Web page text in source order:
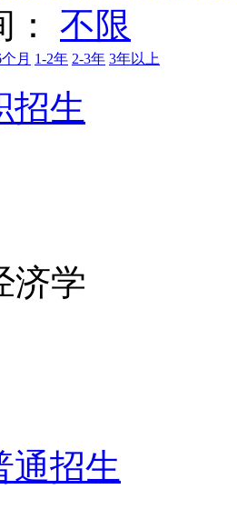
不限
月 1-2年 2-3年 3年以上
招生
济学
通招生